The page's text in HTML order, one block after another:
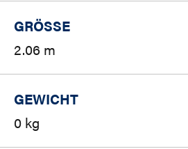
GRÖSSE
2.06 m
GEWICHT
0 kg